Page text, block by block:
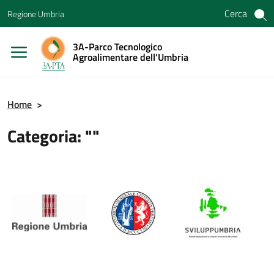
Vai al menu di navigazione
Vai al footer
Regione Umbria Cerca
3A-Parco Tecnologico
Agroalimentare dell’Umbria
Home >
Categoria: ""